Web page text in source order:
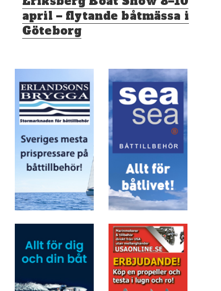
inlägg:
april – flytande båtmässa i
Göteborg